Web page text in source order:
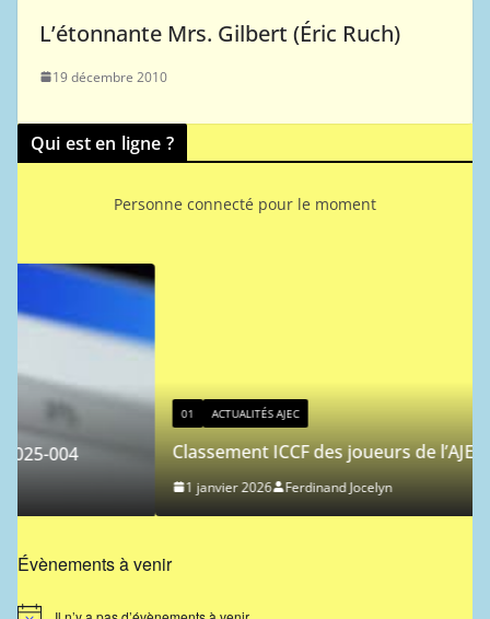
L’étonnante Mrs. Gilbert (Éric Ruch)
19 décembre 2010
Qui est en ligne ?
Personne connecté pour le moment
ACTUALITÉS AJEC
Classement ICCF des joueurs de l’AJEC – 2026/1
Ferdinand Jocelyn
Évènements à venir